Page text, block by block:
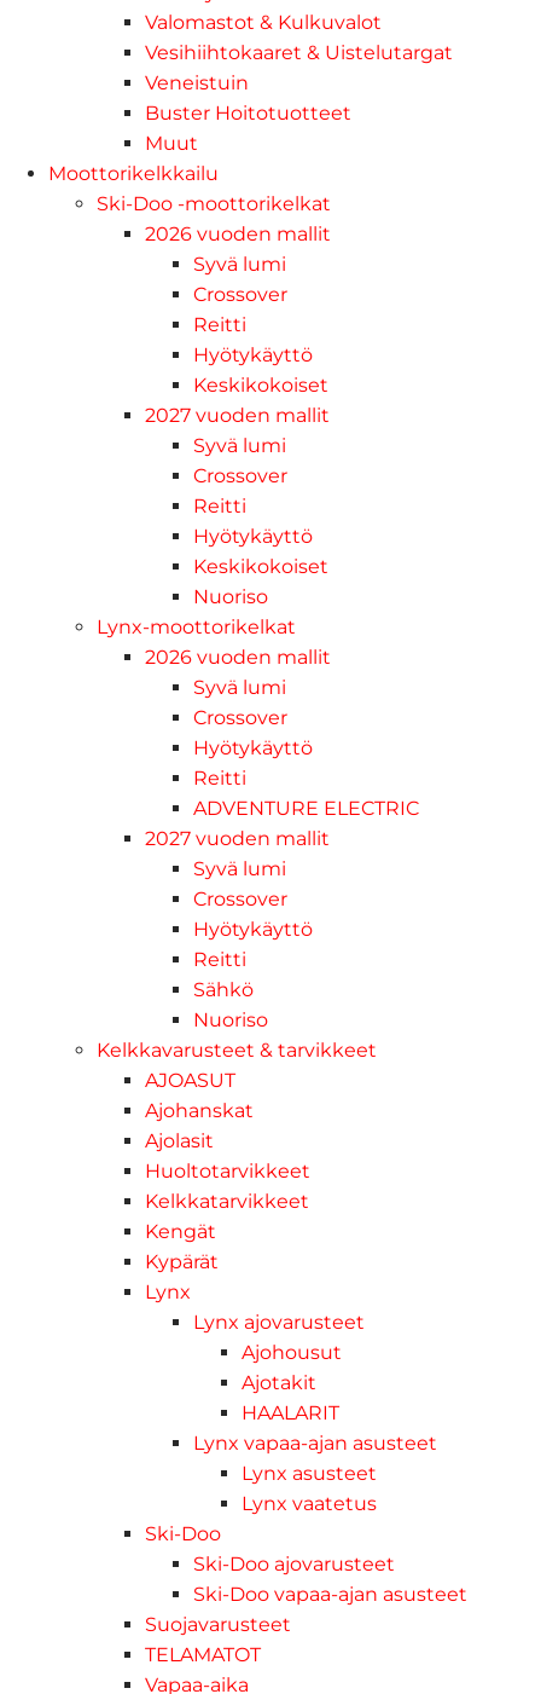
Valomastot & Kulkuvalot
Vesihiihtokaaret & Uistelutargat
Veneistuin
Buster Hoitotuotteet
Muut
Moottorikelkkailu
Ski-Doo -moottorikelkat
2026 vuoden mallit
Syvä lumi
Crossover
Reitti
Hyötykäyttö
Keskikokoiset
2027 vuoden mallit
Syvä lumi
Crossover
Reitti
Hyötykäyttö
Keskikokoiset
Nuoriso
Lynx-moottorikelkat
2026 vuoden mallit
Syvä lumi
Crossover
Hyötykäyttö
Reitti
ADVENTURE ELECTRIC
2027 vuoden mallit
Syvä lumi
Crossover
Hyötykäyttö
Reitti
Sähkö
Nuoriso
Kelkkavarusteet & tarvikkeet
AJOASUT
Ajohanskat
Ajolasit
Huoltotarvikkeet
Kelkkatarvikkeet
Kengät
Kypärät
Lynx
Lynx ajovarusteet
Ajohousut
Ajotakit
HAALARIT
Lynx vapaa-ajan asusteet
Lynx asusteet
Lynx vaatetus
Ski-Doo
Ski-Doo ajovarusteet
Ski-Doo vapaa-ajan asusteet
Suojavarusteet
TELAMATOT
Vapaa-aika